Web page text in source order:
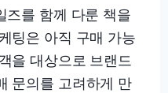
즈를 함께 다룬 책을
팅은 아직 구매 가능
을 대상으로 브랜드
문의를 고려하게 만